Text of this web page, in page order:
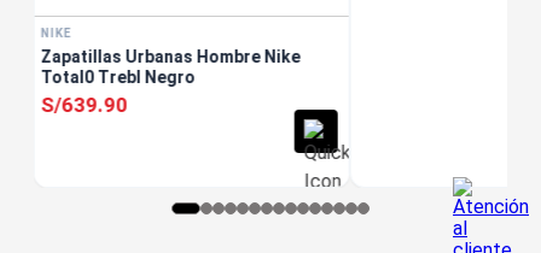
NIKE
Zapatillas Urbanas Hombre Nike
Total0 Trebl Negro
S/639.90